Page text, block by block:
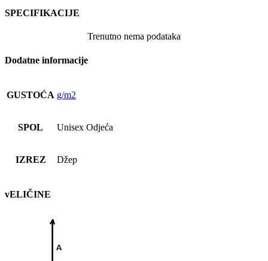
SPECIFIKACIJE
Trenutno nema podataka
Dodatne informacije
GUSTOĆA g/m2
SPOL Unisex Odjeća
IZREZ Džep
vELIČINE